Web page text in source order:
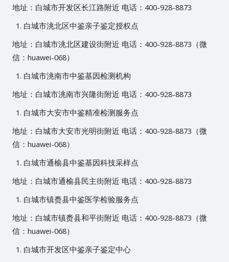
地址：白城市开发区长江路附近 电话：400-928-8873
白城市洮北区中鉴亲子鉴定授权点
地址：白城市洮北区建设街附近 电话：400-928-8873（微
信：huawei-068）
白城市洮南市中鉴基因检测机构
地址：白城市洮南市兴隆街附近 电话：400-928-8873
白城市大安市中鉴精准检测服务点
地址：白城市大安市光明街附近 电话：400-928-8873（微
信：huawei-068）
白城市通榆县中鉴基因科技采样点
地址：白城市通榆县民主街附近 电话：400-928-8873
白城市镇赉县中鉴医学检验服务点
地址：白城市镇赉县和平街附近 电话：400-928-8873（微
信：huawei-068）
白城市开发区中鉴亲子鉴定中心